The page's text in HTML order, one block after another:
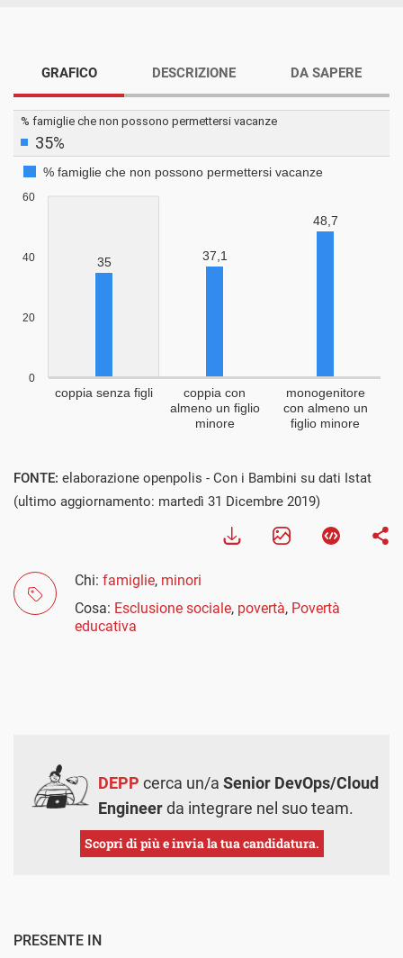
GRAFICO DESCRIZIONE DA SAPERE
FONTE: elaborazione openpolis - Con i Bambini su dati Istat
(ultimo aggiornamento: martedì 31 Dicembre 2019)
Chi: famiglie, minori
Cosa: Esclusione sociale, povertà, Povertà
educativa
DEPP cerca un/a Senior DevOps/Cloud
Engineerda integrare nel suo team.
Scopri di più e invia la tua candidatura.
PRESENTE IN